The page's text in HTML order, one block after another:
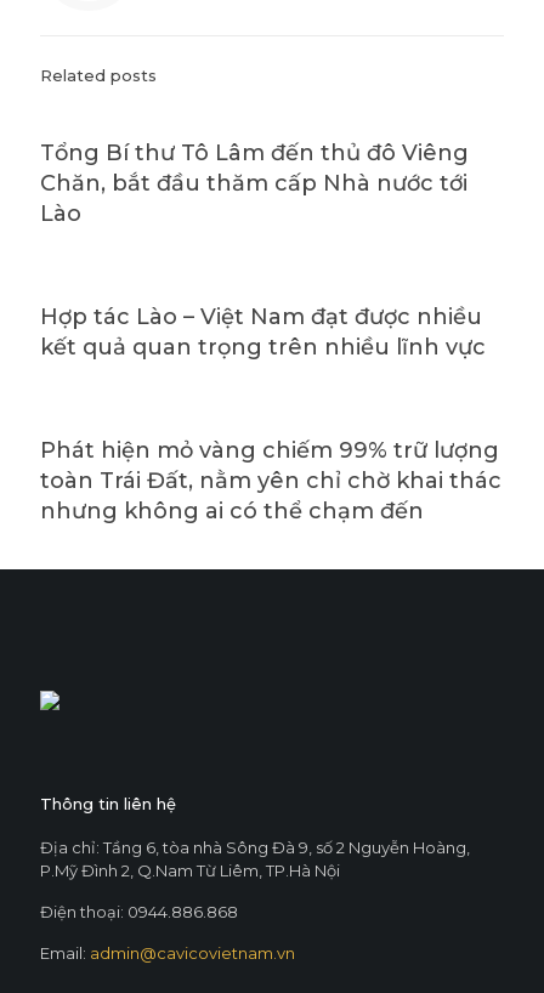
Related posts
Tổng Bí thư Tô Lâm đến thủ đô Viêng
Chăn, bắt đầu thăm cấp Nhà nước tới
Lào
Hợp tác Lào – Việt Nam đạt được nhiều
kết quả quan trọng trên nhiều lĩnh vực
Phát hiện mỏ vàng chiếm 99% trữ lượng
toàn Trái Đất, nằm yên chỉ chờ khai thác
nhưng không ai có thể chạm đến
Thông tin liên hệ
Địa chỉ: Tầng 6, tòa nhà Sông Đà 9, số 2 Nguyễn Hoàng,
P.Mỹ Đình 2, Q.Nam Từ Liêm, TP.Hà Nội
Điện thoại: 0944.886.868
Email: admin@cavicovietnam.vn